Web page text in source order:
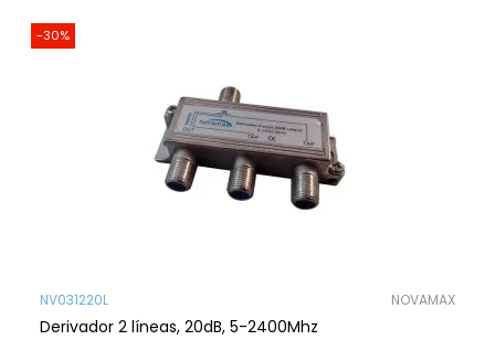
-30%
NV031220L NOVAMAX
Derivador 2 líneas, 20dB, 5-2400Mhz